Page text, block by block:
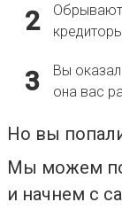
2
Обрывают
кредиторы
3
Вы
она вас
Но вы
Мы можем
и начнем с